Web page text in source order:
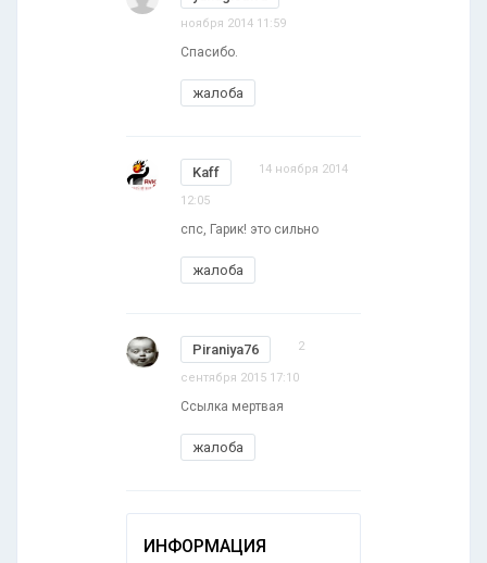
ноября 2014 11:59
Спасибо.
жалоба
Kaff 14 ноября 2014
12:05
спс, Гарик! это сильно
жалоба
Piraniya76 2
сентября 2015 17:10
Ссылка мертвая
жалоба
ИНФОРМАЦИЯ